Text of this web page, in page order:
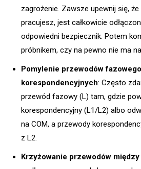
zagrożenie. Zawsze upewnij się,
pracujesz, jest całkowicie
odpowiedni bezpiecznik. Potem
próbnikem, czy na pewno nie ma
Pomylenie przewodów
korespondencyjnych: Często
przewód fazowy (L) tam, gdzie
korespondencyjny (L1/L2) albo
na COM, a przewody
z L2.
Krzyżowanie przewodów między